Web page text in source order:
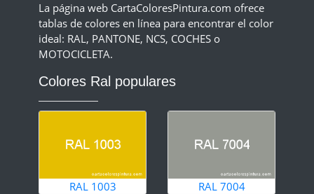
La página web CartaColoresPintura.com ofrece
tablas de colores en línea para encontrar el color
ideal: RAL, PANTONE, NCS, COCHES o
MOTOCICLETA.
Colores Ral populares
RAL 1003 RAL 7004